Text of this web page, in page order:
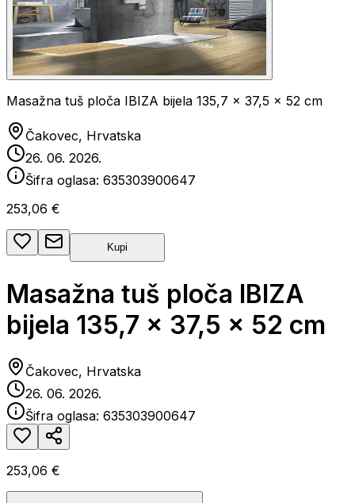
Masažna tuš ploča IBIZA bijela 135,7 x 37,5 x 52 cm
Čakovec, Hrvatska
26. 06. 2026.
Šifra oglasa: 635303900647
253,06 €
Kupi
Masažna tuš ploča IBIZA
bijela 135,7 x 37,5 x 52 cm
Čakovec, Hrvatska
26. 06. 2026.
Šifra oglasa: 635303900647
253,06 €